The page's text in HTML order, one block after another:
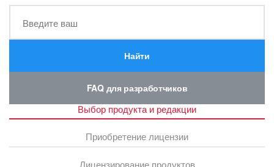
Пароль
компьютере
Забыли свой пароль?
или войдите с помощью
Введите ваш
Найти
FAQ для разработчиков
Выбор продукта и редакции
Приобретение лицензии
Лицензирование продуктов